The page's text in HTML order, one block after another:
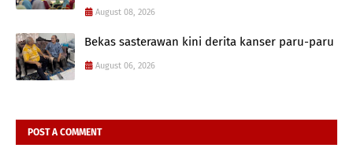
August 08, 2026
Bekas sasterawan kini derita kanser paru-paru
August 06, 2026
POST A COMMENT